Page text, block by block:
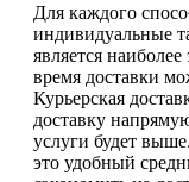
Для каждого
индивидуальные
является
время доставки
Курьерская
доставку
услуги будет
это удобный